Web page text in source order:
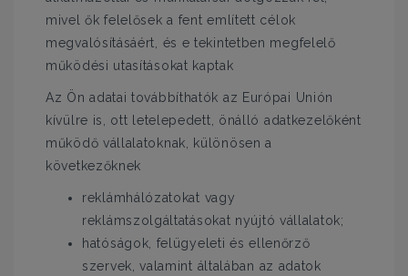
mivel ők felelősek a fent említett célok
megvalósításáért, és e tekintetben megfelelő
működési utasításokat kaptak
Az Ön adatai továbbíthatók az Európai Unión
kívülre is, ott letelepedett, önálló adatkezelőként
működő vállalatoknak, különösen a
következőknek
reklámhálózatokat vagy
reklámszolgáltatásokat nyújtó vállalatok;
hatóságok, felügyeleti és ellenőrző
szervek, valamint általában az adatok